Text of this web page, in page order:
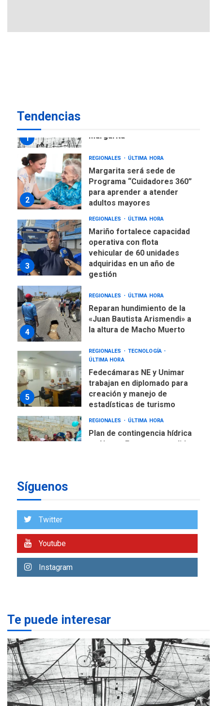
Tendencias
1
Margarita
2
REGIONALES ÚLTIMA HORA
Margarita será sede de
Programa “Cuidadores 360”
para aprender a atender
adultos mayores
3
REGIONALES ÚLTIMA HORA
Mariño fortalece capacidad
operativa con flota
vehicular de 60 unidades
adquiridas en un año de
gestión
4
REGIONALES ÚLTIMA HORA
Reparan hundimiento de la
«Juan Bautista Arismendi» a
la altura de Macho Muerto
5
REGIONALES
TECNOLOGÍA
ÚLTIMA HORA
Fedecámaras NE y Unimar
trabajan en diplomado para
creación y manejo de
estadísticas de turismo
REGIONALES ÚLTIMA HORA
Plan de contingencia hídrica
en Nueva Esparta consolida
7
2
Margarita será sede de
para aprender a atender
adultos mayores
REGIONALES ÚLTIMA HORA
Mariño fortalece capacidad
operativa con flota
vehicular de 60 unidades
Síguenos
Twitter
Youtube
Instagram
Te puede interesar